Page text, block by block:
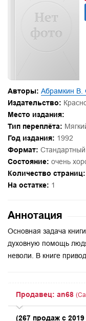
Авторы: Абрамкин В.
Издательство:
Место издания:
Тип переплёта:
Год издания: 1992
Формат: Стандартный
Состояние: очень
Количество страниц:
На остатке: 1
Аннотация
Основная задача
духовную помощь
неволи. В книге
Продавец: an68
(267 продаж с 2019